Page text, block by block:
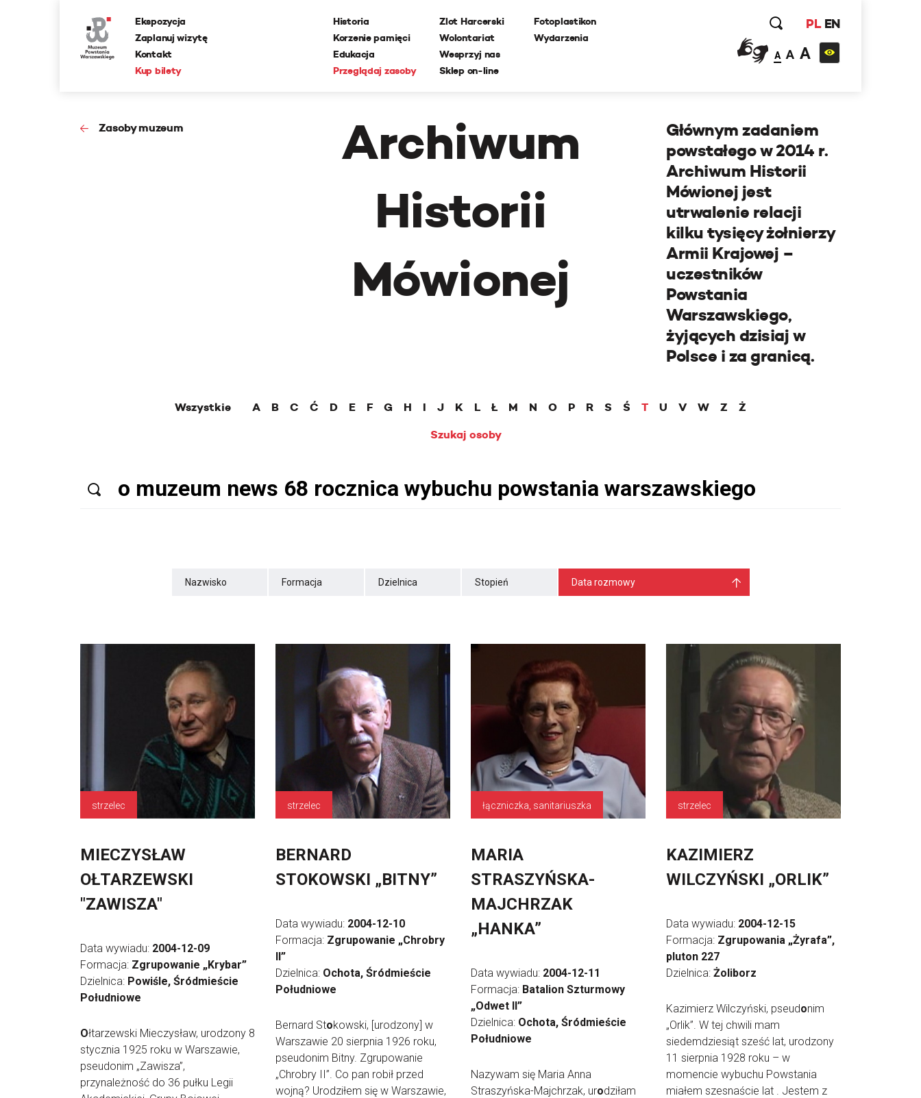
Ekspozycja
Zaplanuj wizytę
Kontakt
Kup bilety
Historia
Korzenie pamięci
Edukacja
Przeglądaj zasoby
Zlot Harcerski
Wolontariat
Wesprzyj nas
Sklep on-line
Fotoplastikon
Wydarzenia
PL EN
A A A
Zasoby muzeum
Archiwum
Historii
Mówionej
Głównym zadaniem
powstałego w 2014 r.
Archiwum Historii
Mówionej jest
utrwalenie relacji
kilku tysięcy żołnierzy
Armii Krajowej –
uczestników
Powstania
Warszawskiego,
żyjących dzisiaj w
Polsce i za granicą.
Wszystkie A B C Ć D E F G H I J K L Ł M N O P R S Ś T U V W Z
Ż
Szukaj osoby
Nazwisko Formacja Dzielnica Stopień Data rozmowy
strzelec
MIECZYSŁAW
OŁTARZEWSKI
"ZAWISZA"
Data wywiadu: 2004-12-09
Formacja: Zgrupowanie „Krybar”
Dzielnica: Powiśle, Śródmieście
Południowe
Ołtarzewski Mieczysław, urodzony 8
stycznia 1925 roku w Warszawie,
pseudonim „Zawisza”,
przynależność do 36 pułku Legii
strzelec
BERNARD
STOKOWSKI „BITNY”
Data wywiadu: 2004-12-10
Formacja: Zgrupowanie „Chrobry
II”
Dzielnica: Ochota, Śródmieście
Południowe
Bernard Stokowski, [urodzony] w
Warszawie 20 sierpnia 1926 roku,
pseudonim Bitny. Zgrupowanie
„Chrobry II”. Co pan robił przed
wojną? Urodziłem się w Warszawie,
łączniczka, sanitariuszka
MARIA
STRASZYŃSKA-
MAJCHRZAK
„HANKA”
Data wywiadu: 2004-12-11
Formacja: Batalion Szturmowy
„Odwet II”
Dzielnica: Ochota, Śródmieście
Południowe
Nazywam się Maria Anna
Straszyńska-Majchrzak, urodziłam
strzelec
KAZIMIERZ
WILCZYŃSKI „ORLIK”
Data wywiadu: 2004-12-15
Formacja: Zgrupowania „Żyrafa”,
pluton 227
Dzielnica: Żoliborz
Kazimierz Wilczyński, pseudonim
„Orlik”. W tej chwili mam
siedemdziesiąt sześć lat, urodzony
11 sierpnia 1928 roku – w
momencie wybuchu Powstania
miałem szesnaście lat . Jestem z